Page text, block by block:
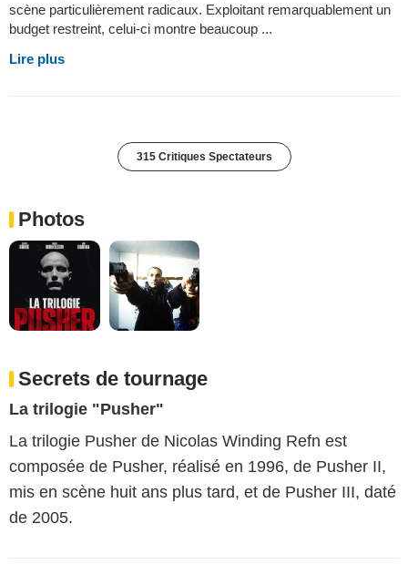
scène particulièrement radicaux. Exploitant remarquablement un
budget restreint, celui-ci montre beaucoup ...
Lire plus
315 Critiques Spectateurs
Photos
Secrets de tournage
La trilogie "Pusher"
La trilogie Pusher de Nicolas Winding Refn est
composée de Pusher, réalisé en 1996, de Pusher II,
mis en scène huit ans plus tard, et de Pusher III, daté
de 2005.